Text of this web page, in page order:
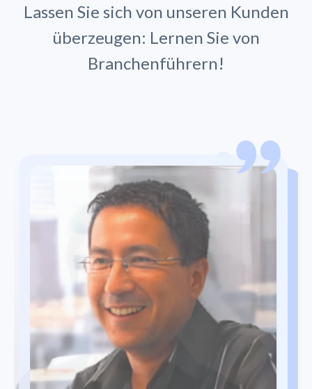
Lassen Sie sich von unseren Kunden
überzeugen: Lernen Sie von
Branchenführern!
Oetze Dusseljee
Global Category Manager Supply